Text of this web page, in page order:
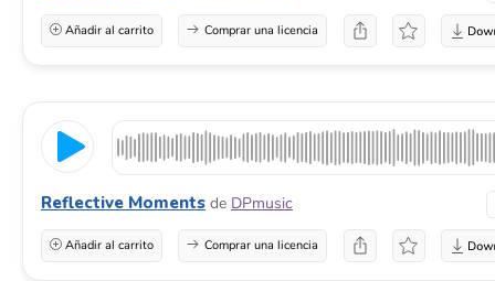
Añadir al carrito Comprar una licencia
Reflective Moments de DPmusic
Añadir al carrito Comprar una licencia